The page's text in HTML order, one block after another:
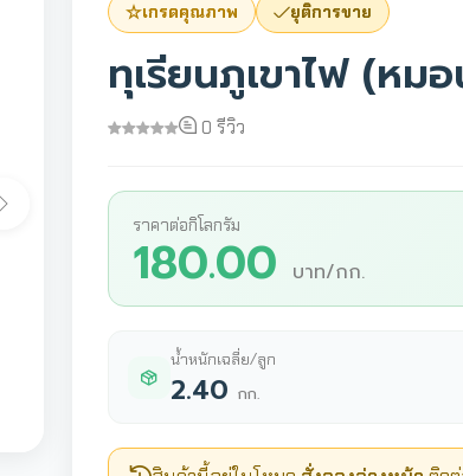
Next
เกรดคุณภาพ ยุติการขาย
ทุเรียนภูเขาไฟ (หม
0 รีวิว
ราคาต่อกิโลกรัม
180.00 บาท/กก.
น้ำหนักเฉลี่ย/ลูก
2.40 กก.